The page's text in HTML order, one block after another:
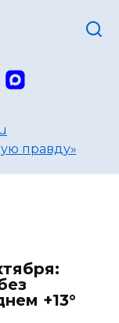
правду»
+13°